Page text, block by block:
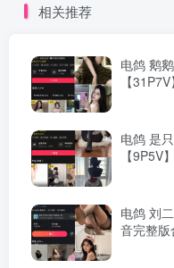
相关推荐
电鸽 鹅
【
电鸽 是
【9P5V
电鸽 刘
音完整版